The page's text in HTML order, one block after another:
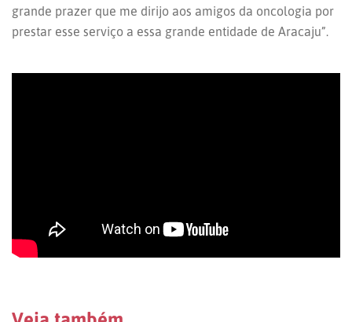
grande prazer que me dirijo aos amigos da oncologia por
prestar esse serviço a essa grande entidade de Aracaju”.